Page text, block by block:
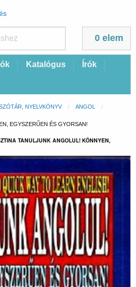
0 elem
Katalógus Írók
NYELVKÖNYV
ANGOL
EGYSZERŰEN ÉS GYORSAN!
TANULJUNK ANGOLUL! KÖNNYEN,